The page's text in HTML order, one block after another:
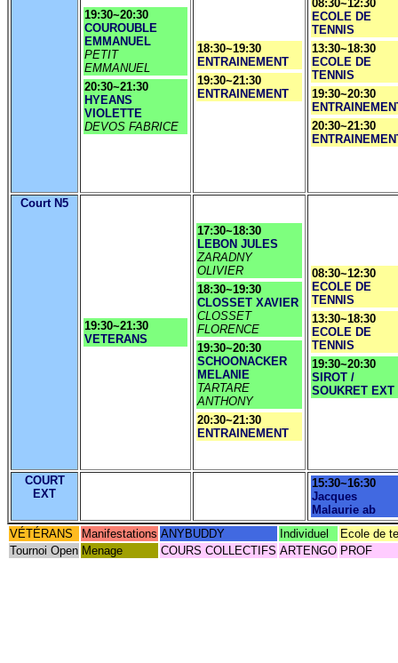
19:30~20:30
COUROUBLE
EMMANUEL
PETIT
EMMANUEL
20:30~21:30
HYEANS
VIOLETTE
DEVOS FABRICE
18:30~19:30
ENTRAINEMENT
19:30~21:30
ENTRAINEMENT
08:30~12:30
ECOLE DE
TENNIS
13:30~18:30
ECOLE DE
TENNIS
19:30~20:30
20:30~21:30
Court N5
19:30~21:30
VETERANS
17:30~18:30
LEBON JULES
ZARADNY
OLIVIER
18:30~19:30
CLOSSET XAVIER
CLOSSET
FLORENCE
19:30~20:30
SCHOONACKER
MELANIE
TARTARE
ANTHONY
20:30~21:30
ENTRAINEMENT
08:30~12:30
ECOLE DE
TENNIS
13:30~18:30
ECOLE DE
TENNIS
19:30~20:30
SIROT /
SOUKRET EXT
COURT
EXT
15:30~16:30
Jacques
Malaurie ab
VÉTÉRANS
Manifestations ANYBUDDY Individuel
Ecole de
Tournoi Open Menage COURS COLLECTIFS ARTENGO PROF